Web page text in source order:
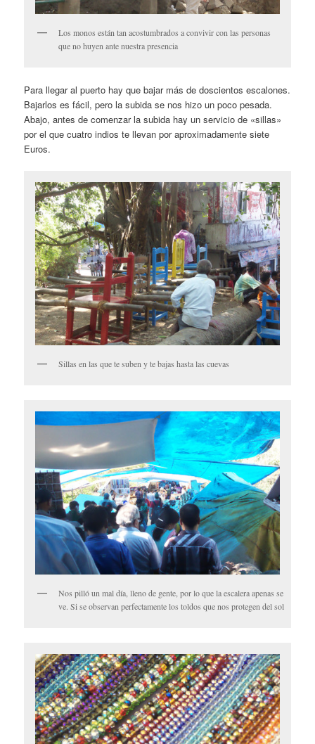
Los monos están tan acostumbrados a convivir con las personas
que no huyen ante nuestra presencia
Para llegar al puerto hay que bajar más de doscientos escalones.
Bajarlos es fácil, pero la subida se nos hizo un poco pesada.
Abajo, antes de comenzar la subida hay un servicio de «sillas»
por el que cuatro indios te llevan por aproximadamente siete
Euros.
Sillas en las que te suben y te bajas hasta las cuevas
Nos pilló un mal día, lleno de gente, por lo que la escalera apenas se
ve. Si se observan perfectamente los toldos que nos protegen del sol